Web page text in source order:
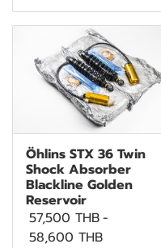
Öhlins STX 36 Twin
Shock Absorber
Blackline Golden
Reservoir
57,500 THB-
58,600 THB